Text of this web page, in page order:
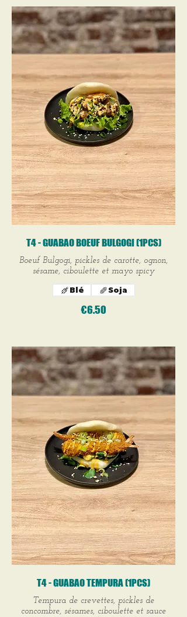
T4 - GUABAO BOEUF BULGOGI (1PCS)
Boeuf Bulgogi, pickles de carotte, ognon,
sésame, ciboulette et mayo spicy
€6.50
Blé Soja
T4 - GUABAO TEMPURA (1PCS)
Tempura de crevettes, pickles de
concombre, sésames, ciboulette et sauce